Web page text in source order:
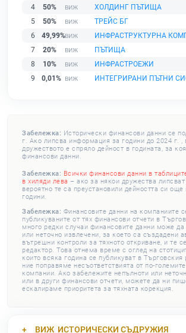
4
50%
ХОЛДИНГ ПЪТИЩА
5
50%
ТРЕЙС БГ
6
49,99%
ИНФРАСТРУКТУРНА
7
20%
ПЪТИЩА
8
10%
ИНФРАСТРОЕЖИ
9
0,01% ИНТЕГРИРАНИ ПЪТНИ
Забележка: Исторически финансови данни се
г. Ако липсва информация за години до 2024 г. ,
дружеството е спряло дейност в годината, за
финансови данни.
Забележка: Всички финансови данни в
в хиляди лева – ако за някои дружества
вероятно те са преустановили дейността си още
години.
Забележка: Финансовите данни на компаниите
публикуваните от тях финансови отчети в
много редки случаи финансовите данни може
или неточно извлечени, за което са създадени
вътрешни контроли за тяхното откриване, и те
редактор. Това отнема време с оглед на
които всяка година се публикуват в Търговския
ние поправяме несъответствията от по-
компании. Ако забележите непълноти или
или в други финансови отчети, можете да ни
ескалираме приоритета за тяхната корекция.
ВИЖ ИСТОРИЧЕСКИ СЪДРУЖИЯ